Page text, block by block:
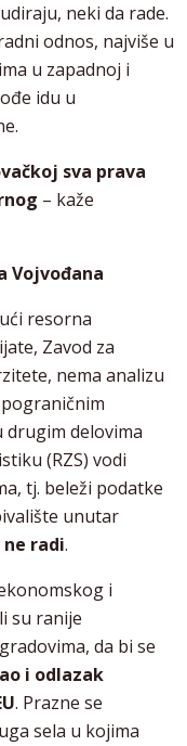
neki da rade.
odnos, najviše u
u zapadnoj i
idu u
sva prava
– kaže
Vojvođana
resorna
Zavod za
nema analizu
drugim delovima
(RZS) vodi
tj. beleži podatke
unutar
radi.
i
su ranije
da bi se
i odlazak
. Prazne se
sela u kojima